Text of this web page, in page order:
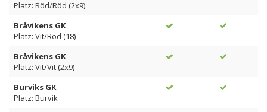
Platz: Röd/Röd (2x9)
Bråvikens GK
Platz: Vit/Röd (18)
Bråvikens GK
Platz: Vit/Vit (2x9)
Burviks GK
Platz: Burvik